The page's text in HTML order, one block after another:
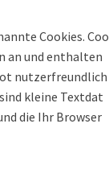
Cookies. Coo
an und enthalten
nutzerfreundlich
kleine Textdat
die Ihr Browser